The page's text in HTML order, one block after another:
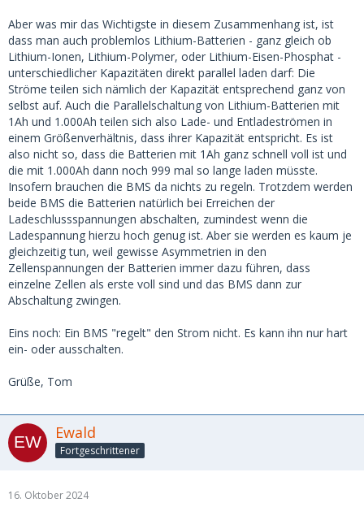
Aber was mir das Wichtigste in diesem Zusammenhang ist, ist
dass man auch problemlos Lithium-Batterien - ganz gleich ob
Lithium-Ionen, Lithium-Polymer, oder Lithium-Eisen-Phosphat -
unterschiedlicher Kapazitäten direkt parallel laden darf: Die
Ströme teilen sich nämlich der Kapazität entsprechend ganz von
selbst auf. Auch die Parallelschaltung von Lithium-Batterien mit
1Ah und 1.000Ah teilen sich also Lade- und Entladeströmen in
einem Größenverhältnis, dass ihrer Kapazität entspricht. Es ist
also nicht so, dass die Batterien mit 1Ah ganz schnell voll ist und
die mit 1.000Ah dann noch 999 mal so lange laden müsste.
Insofern brauchen die BMS da nichts zu regeln. Trotzdem werden
beide BMS die Batterien natürlich bei Erreichen der
Ladeschlussspannungen abschalten, zumindest wenn die
Ladespannung hierzu hoch genug ist. Aber sie werden es kaum je
gleichzeitig tun, weil gewisse Asymmetrien in den
Zellenspannungen der Batterien immer dazu führen, dass
einzelne Zellen als erste voll sind und das BMS dann zur
Abschaltung zwingen.
Eins noch: Ein BMS "regelt" den Strom nicht. Es kann ihn nur hart
ein- oder ausschalten.
Grüße, Tom
Ewald
Fortgeschrittener
16. Oktober 2024